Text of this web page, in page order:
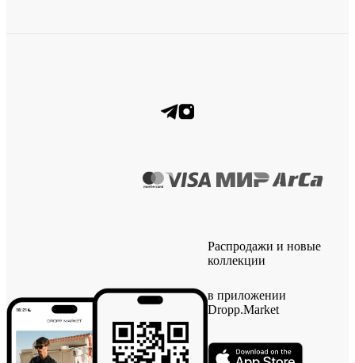
Распродажи и новые
коллекции
в приложении
Dropp.Market